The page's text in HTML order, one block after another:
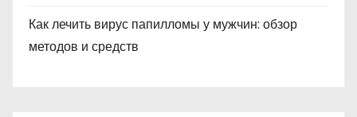
Как лечить вирус папилломы у мужчин: обзор
методов и средств